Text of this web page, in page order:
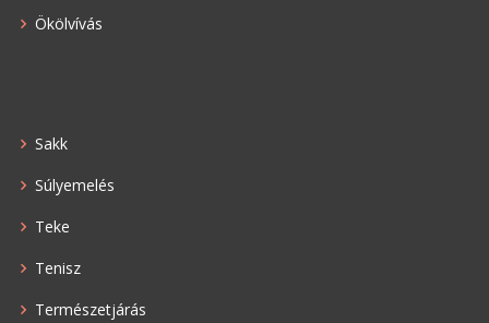
Ökölvívás
Sakk
Súlyemelés
Teke
Tenisz
Természetjárás